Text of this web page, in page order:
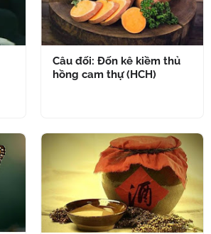
Câu đối: Đốn kê kiềm thủ
hồng cam thự (HCH)